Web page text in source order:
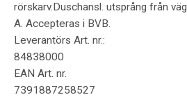
rörskarv.Duschansl. utsprång från
A. Accepteras i BVB.
Leverantörs Art. nr.:
84838000
EAN Art. nr.
7391887258527